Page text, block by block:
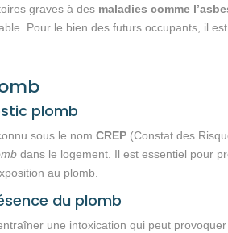
graves à des maladies comme
Pour le bien des futurs occupants, il
plomb
sous le nomCREP (Constat des
dans le logement. Il est essentiel pour
au plomb.
du plomb
une intoxication qui peut